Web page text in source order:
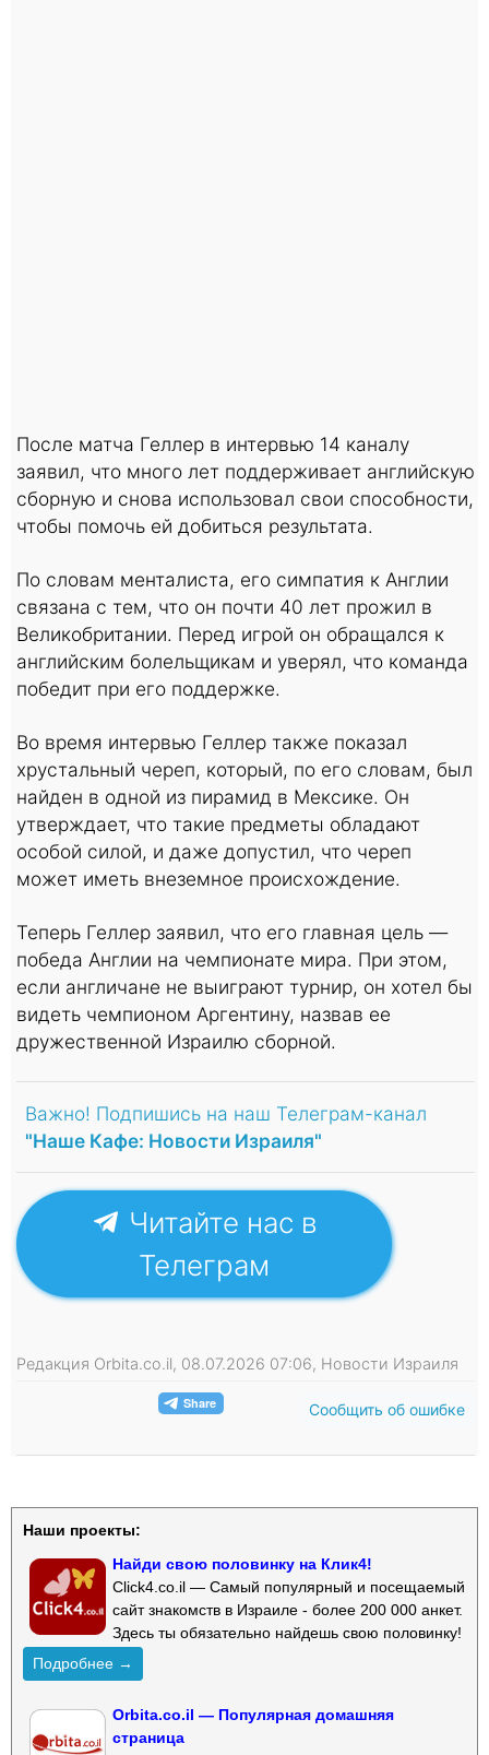
После матча Геллер в интервью 14 каналу
заявил, что много лет поддерживает английскую
сборную и снова использовал свои способности,
чтобы помочь ей добиться результата.
По словам менталиста, его симпатия к Англии
связана с тем, что он почти 40 лет прожил в
Великобритании. Перед игрой он обращался к
английским болельщикам и уверял, что команда
победит при его поддержке.
Во время интервью Геллер также показал
хрустальный череп, который, по его словам, был
найден в одной из пирамид в Мексике. Он
утверждает, что такие предметы обладают
особой силой, и даже допустил, что череп
может иметь внеземное происхождение.
Теперь Геллер заявил, что его главная цель —
победа Англии на чемпионате мира. При этом,
если англичане не выиграют турнир, он хотел бы
видеть чемпионом Аргентину, назвав ее
дружественной Израилю сборной.
Важно! Подпишись на наш Телеграм-канал
"Наше Кафе: Новости Израиля"
Читайте нас в
Телеграм
Редакция Orbita.co.il, 08.07.2026 07:06, Новости Израиля
Сообщить об ошибке
Наши проекты:
Найди свою половинку на Клик4!
Click4.co.il — Самый популярный и посещаемый
сайт знакомств в Израиле - более 200 000 анкет.
Здесь ты обязательно найдешь свою половинку!
Подробнее →
Orbita.co.il — Популярная домашняя
страница